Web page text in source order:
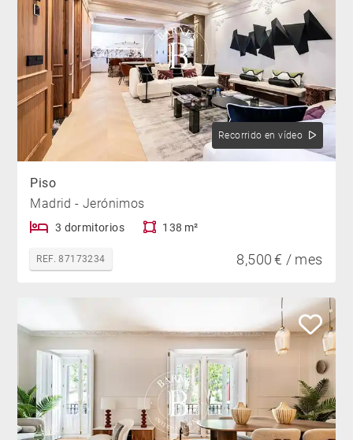
Recorrido en vídeo
Piso
Madrid - Jerónimos
3 dormitorios 138 m²
REF. 87173234 8,500 € / mes